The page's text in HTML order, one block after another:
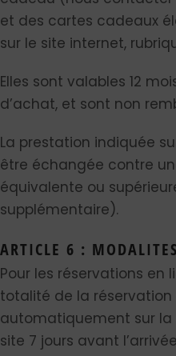
et des cartes cadeaux
sur le site internet, rubrique
Elles sont valables 12
d’achat, et sont non
La prestation indiquée
être échangée contre
équivalente ou
supplémentaire).
ARTICLE 6 :
Pour les réservations en
totalité de la réservation
automatiquement sur la
site 7 jours avant